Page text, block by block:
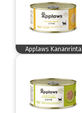
Applaws Kananrinta